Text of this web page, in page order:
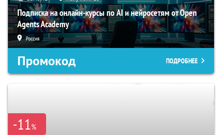
Подписка на онлайн-курсы по AI и нейросетям от Open
Agents Academy
Россия
Промокод ПОДРОБНЕЕ
-11%